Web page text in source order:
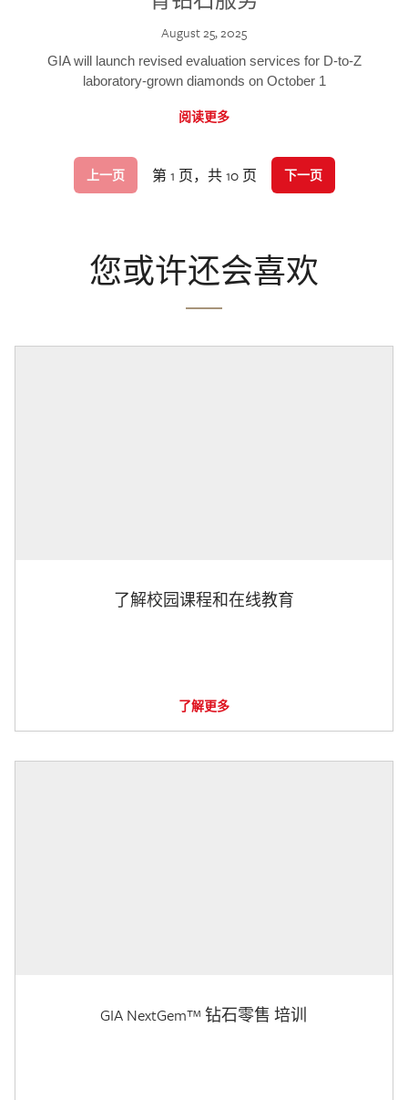
August 25, 2025
GIA will launch revised evaluation services for D-to-Z
laboratory-grown diamonds on October 1
阅读更多
上一页 第 1 页，共 10 页 下一页
您或许还会喜欢
了解校园课程和在线教育
了解更多
GIA NextGem™ 钻石零售 培训